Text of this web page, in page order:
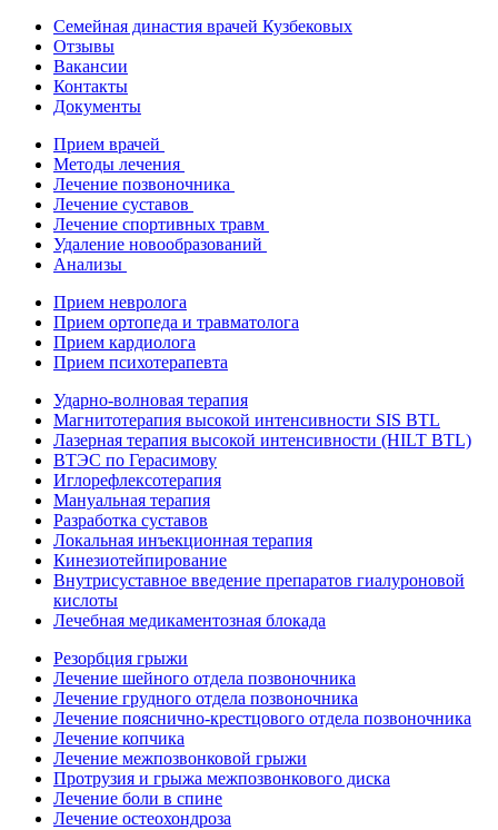
Семейная династия врачей Кузбековых
Отзывы
Вакансии
Контакты
Документы
Прием врачей
Методы лечения
Лечение позвоночника
Лечение суставов
Лечение спортивных травм
Удаление новообразований
Анализы
Прием невролога
Прием ортопеда и травматолога
Прием кардиолога
Прием психотерапевта
Ударно-волновая терапия
Магнитотерапия высокой интенсивности SIS BTL
Лазерная терапия высокой интенсивности (HILT BTL)
ВТЭС по Герасимову
Иглорефлексотерапия
Мануальная терапия
Разработка суставов
Локальная инъекционная терапия
Кинезиотейпирование
Внутрисуставное введение препаратов гиалуроновой
кислоты
Лечебная медикаментозная блокада
Резорбция грыжи
Лечение шейного отдела позвоночника
Лечение грудного отдела позвоночника
Лечение пояснично-крестцового отдела позвоночника
Лечение копчика
Лечение межпозвонковой грыжи
Протрузия и грыжа межпозвонкового диска
Лечение боли в спине
Лечение остеохондроза